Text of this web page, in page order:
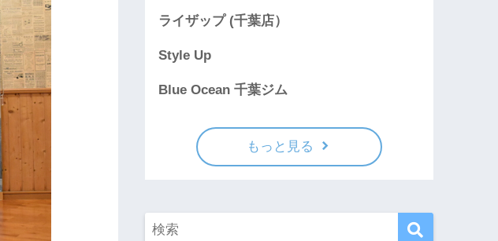
ライザップ (千葉店）
Style Up
Blue Ocean 千葉ジム
もっと見る